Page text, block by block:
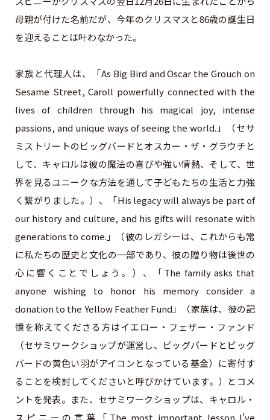
母親が付けた名前だが、今年のクリスマスと86歳の誕生日
を迎えることは叶わなかった。
家族と代理人は、「As Big Bird and Oscar the Grouch on
Sesame Street, Caroll powerfully connected with the
lives of children through his magical joy, intense
passions, and unique ways of seeing the world.」（セサ
ミストリートのビッグバードとオスカー・ザ・グラウチと
して、キャロルは彼の魔法の喜びや強い情熱、そして、世
界を見るユニークな方法を通して子どもたちの生活と力強
く繋がりました。）、「His legacy will always be part of
our history and culture, and his gifts will resonate with
generations to come.」（彼のレガシーは、これからも常
に私たちの歴史と文化の一部であり、彼の贈り物は後世の
心に響くことでしょう。）、「The family asks that
anyone wishing to honor his memory consider a
donation to the Yellow Feather Fund」（家族は、彼の記
憶を称えてくださる方はイエロー・フェザー・ファンド
（セサミワークショップが運営し、ビッグバードとビッグ
バードの黄色い羽がアイコンとなっている基金）に寄付す
ることを検討してくださいと呼びかけています。）とコメ
ントを発表。また、セサミワークショップは、キャロル・
スピニーの言葉「The most important lesson I’ve